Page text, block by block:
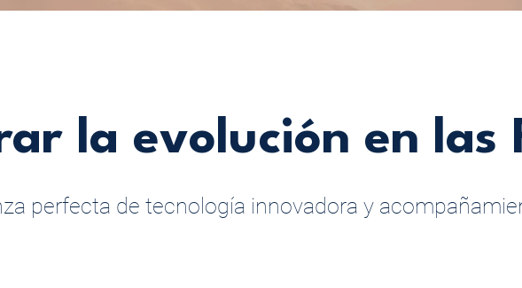
la evolución en las
perfecta de tecnología innovadora y